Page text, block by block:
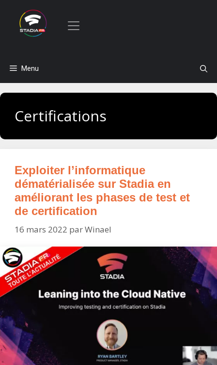
contenu
Menu
Certifications
Exploiter l’informatique
dématérialisée sur Stadia en
améliorant les phases de test et
de certification
16 mars 2022 parWinael